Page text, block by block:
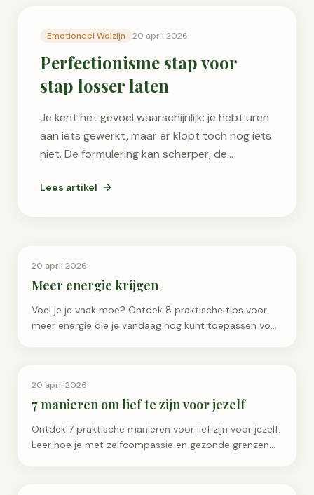
Emotioneel Welzijn 20 april 2026
Perfectionisme stap voor
stap losser laten
Je kent het gevoel waarschijnlijk: je hebt uren
aan iets gewerkt, maar er klopt toch nog iets
niet. De formulering kan scherper, de
Lees artikel
Persoonlijke Groei
20 april 2026
Meer energie krijgen
Voel je je vaak moe? Ontdek 8 praktische tips voor
meer energie die je vandaag nog kunt toepassen voor
Emotioneel Welzijn
20 april 2026
7 manieren om lief te zijn voor jezelf
Ontdek 7 praktische manieren voor lief zijn voor jezelf.
Leer hoe je met zelfcompassie en gezonde grenzen